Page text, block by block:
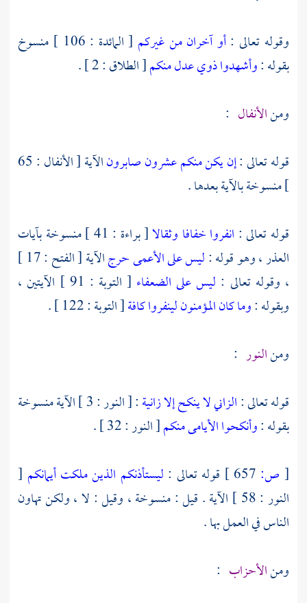
وقوله تعالى :أو آخران من غيركم
[ المائدة : 106 ] منسوخ
بقوله :وأشهدوا ذوي عدل منكم[ الطلاق : 2 ] .
ومنالأنفال :
قوله تعالى :إن يكن منكم عشرون صابرون
الآية [ الأنفال : 65
] منسوخة بالآية بعدها .
قوله تعالى : انفروا خفافا وثقالا
[ براءة : 41 ] منسوخة بآيات
العذر ، وهو قوله :ليس على الأعمى حرج
الآية [ الفتح : 17 ]
، وقوله تعالى : ليس على الضعفاء
[ التوبة : 91 ] الآيتين ،
وبقوله :وما كان المؤمنون لينفروا كافة[ التوبة : 122 ] .
ومنالنور :
قوله تعالى :الزاني لا ينكح إلا زانية
: [ النور : 3 ] الآية منسوخة
بقوله :وأنكحوا الأيامى منكم[ النور : 32 ] .
[ ص: قوله تعالى : ليستأذنكم الذين ملكت أيمانكم [
النور : 58 ] الآية . قيل : منسوخة ، وقيل : لا ، ولكن تهاون
الناس في العمل بها .
ومنالأحزاب :